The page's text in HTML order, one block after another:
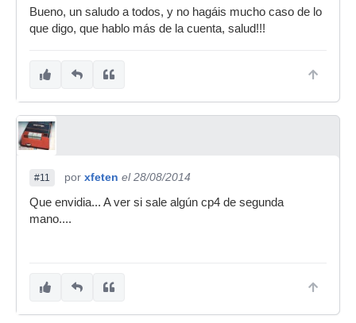
Bueno, un saludo a todos, y no hagáis mucho caso de lo
que digo, que hablo más de la cuenta, salud!!!
#11 por xfeten el 28/08/2014
Que envidia... A ver si sale algún cp4 de segunda
mano....